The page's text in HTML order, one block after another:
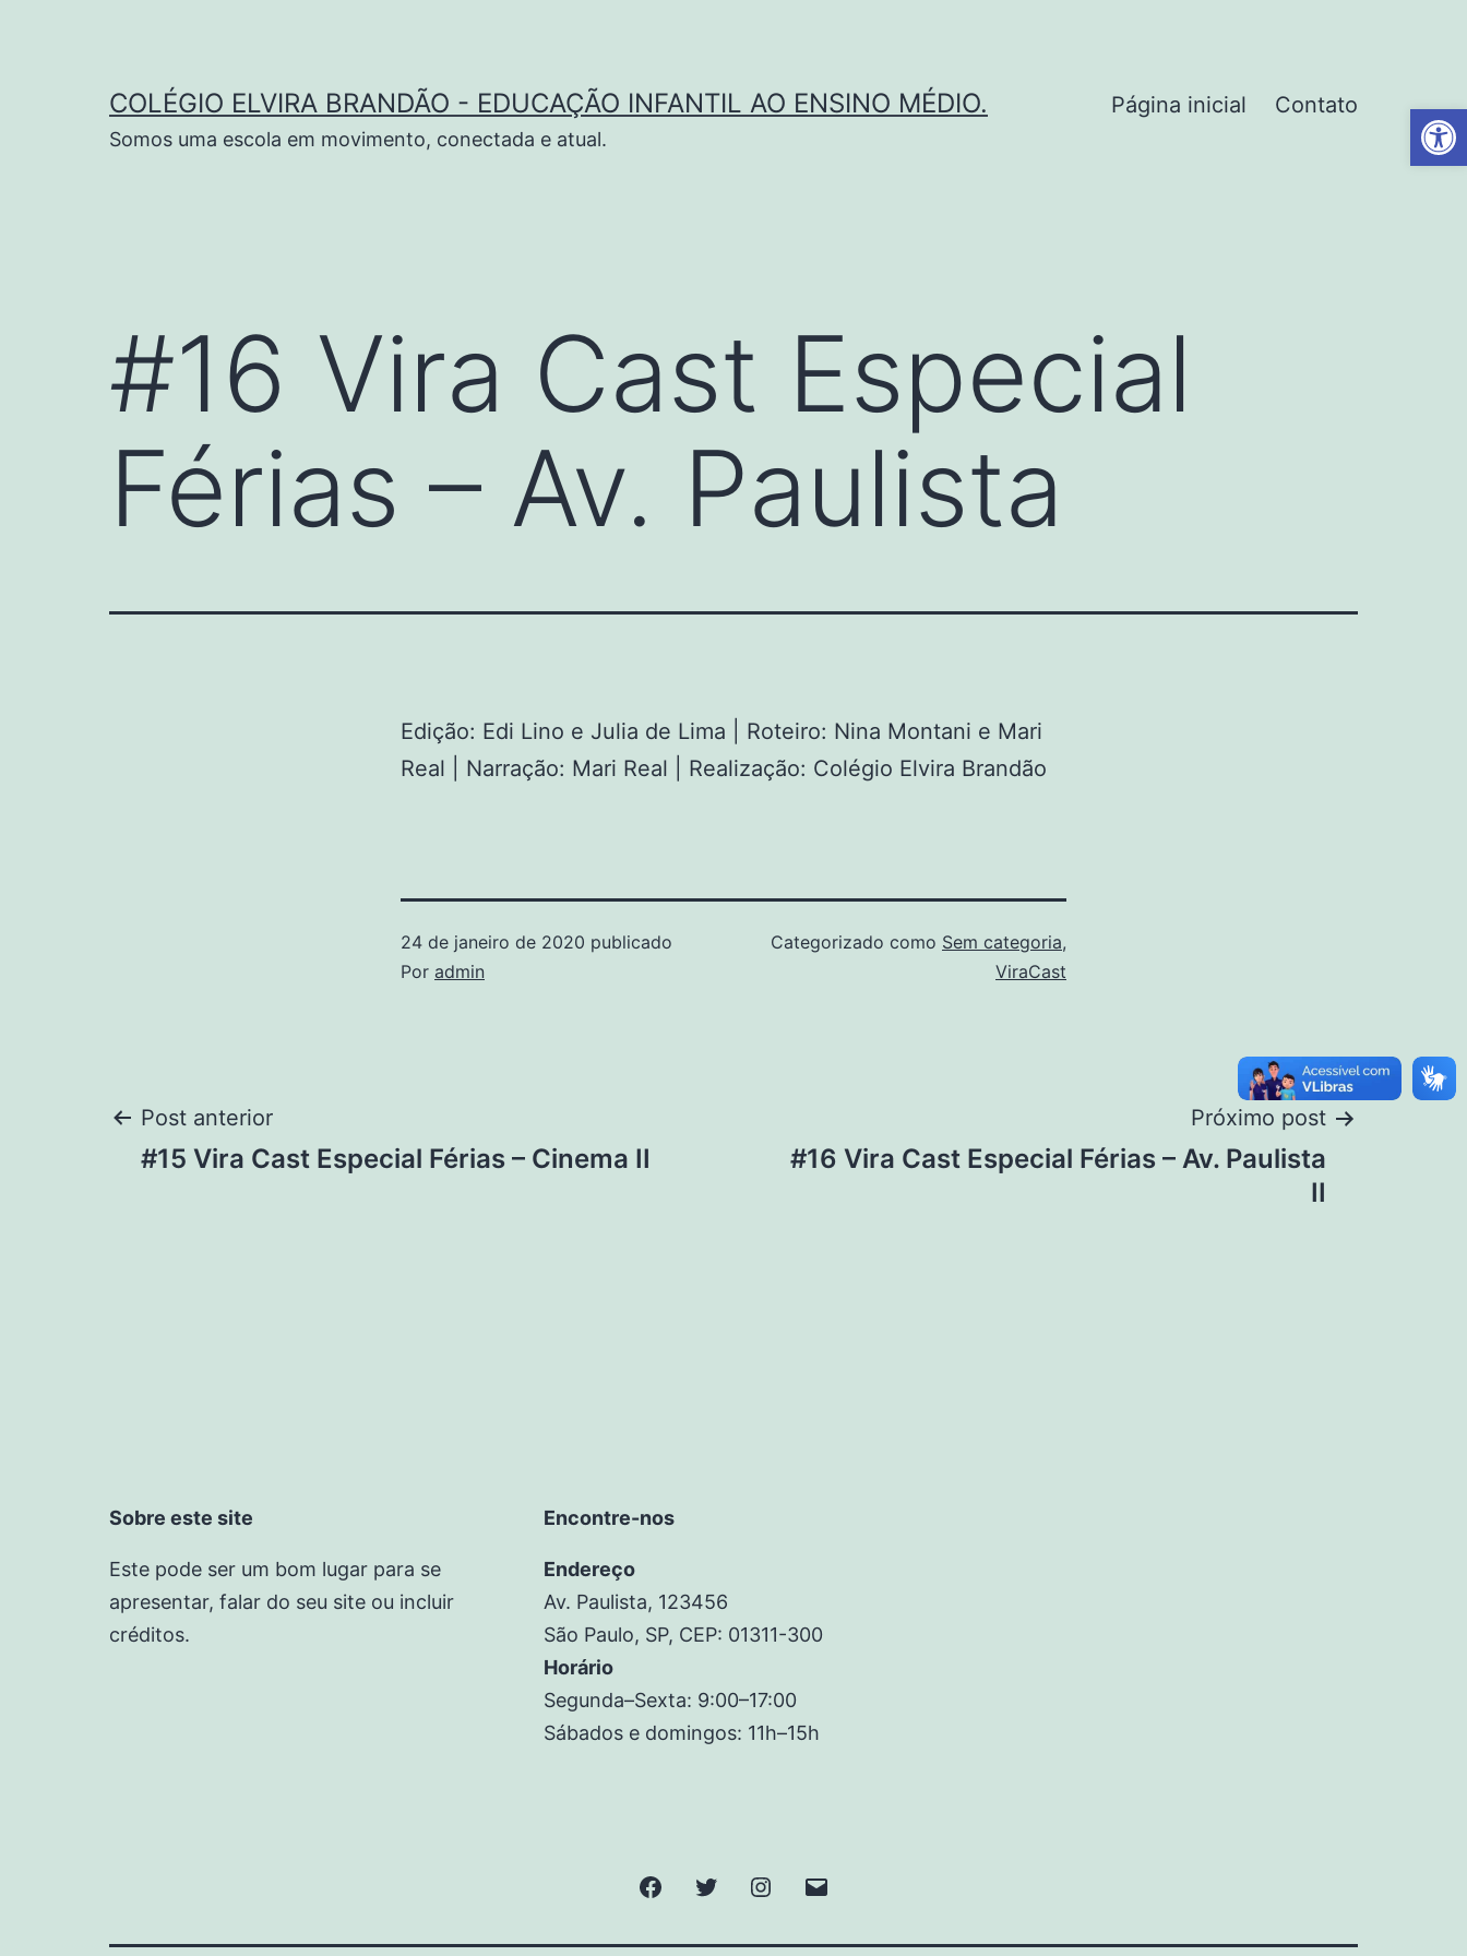
COLÉGIO ELVIRA BRANDÃO - EDUCAÇÃO INFANTIL AO ENSINO MÉDIO.
Somos uma escola em movimento, conectada e atual.
Página inicial Contato
#16 Vira Cast Especial
Férias – Av. Paulista
Edição: Edi Lino e Julia de Lima | Roteiro: Nina Montani e Mari
Real | Narração: Mari Real | Realização: Colégio Elvira Brandão
24 de janeiro de 2020 publicado
Por admin
Categorizado como Sem categoria,
ViraCast
Post anterior
#15 Vira Cast Especial Férias – Cinema II
Próximo post
#16 Vira Cast Especial Férias – Av. Paulista
II
Sobre este site
Este pode ser um bom lugar para se
apresentar, falar do seu site ou incluir
créditos.
Encontre-nos
Endereço
Av. Paulista, 123456
São Paulo, SP, CEP: 01311-300
Horário
Segunda–Sexta: 9:00–17:00
Sábados e domingos: 11h–15h
Barra de